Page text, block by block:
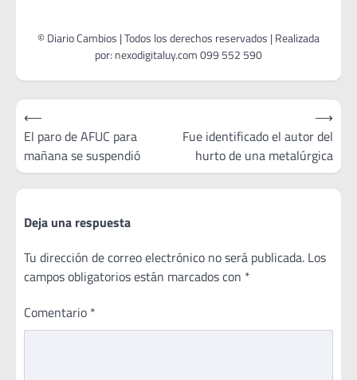
autor de estos huertos. El
pasado domingo 22 en
dependencia de la
Seccional…
Navegación
de
entradas
⟵
El paro de AFUC para
mañana se suspendió
Fue identificado el autor del
hurto de una metalúrgica
⟶
Deja una respuesta
Tu dirección de correo electrónico no será publicada. Los
campos obligatorios están marcados con *
Comentario *